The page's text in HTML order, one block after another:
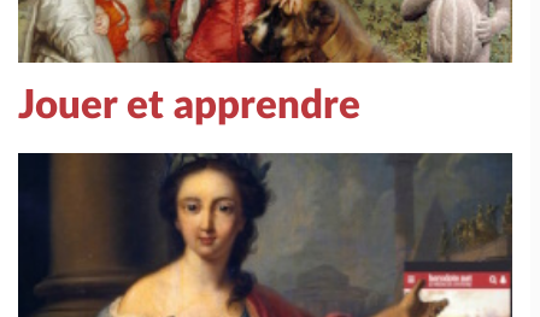
Jouer et apprendre